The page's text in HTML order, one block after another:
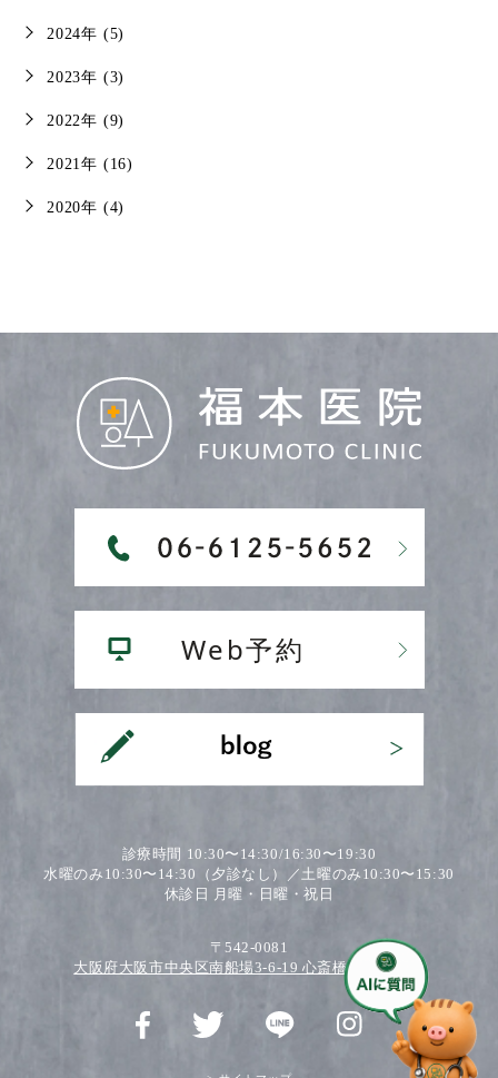
2024年 (5)
2023年 (3)
2022年 (9)
2021年 (16)
2020年 (4)
診療時間 10:30〜14:30/16:30〜19:30
水曜のみ10:30〜14:30（夕診なし）／土曜のみ10:30〜15:30
休診日 月曜・日曜・祝日
〒542-0081
大阪府大阪市中央区南船場3-6-19 心斎橋ワダビル2F